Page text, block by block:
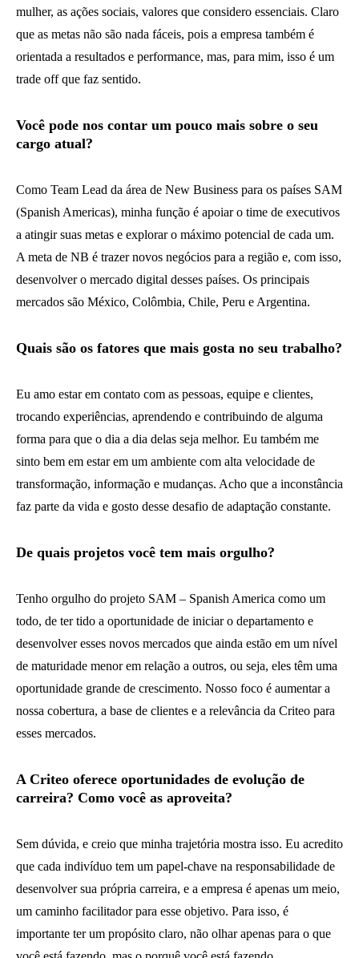
mulher, as ações sociais, valores que considero essenciais. Claro
que as metas não são nada fáceis, pois a empresa também é
orientada a resultados e performance, mas, para mim, isso é um
trade off que faz sentido.
Você pode nos contar um pouco mais sobre o seu
cargo atual?
Como Team Lead da área de New Business para os países SAM
(Spanish Americas), minha função é apoiar o time de executivos
a atingir suas metas e explorar o máximo potencial de cada um.
A meta de NB é trazer novos negócios para a região e, com isso,
desenvolver o mercado digital desses países. Os principais
mercados são México, Colômbia, Chile, Peru e Argentina.
Quais são os fatores que mais gosta no seu trabalho?
Eu amo estar em contato com as pessoas, equipe e clientes,
trocando experiências, aprendendo e contribuindo de alguma
forma para que o dia a dia delas seja melhor. Eu também me
sinto bem em estar em um ambiente com alta velocidade de
transformação, informação e mudanças. Acho que a inconstância
faz parte da vida e gosto desse desafio de adaptação constante.
De quais projetos você tem mais orgulho?
Tenho orgulho do projeto SAM – Spanish America como um
todo, de ter tido a oportunidade de iniciar o departamento e
desenvolver esses novos mercados que ainda estão em um nível
de maturidade menor em relação a outros, ou seja, eles têm uma
oportunidade grande de crescimento. Nosso foco é aumentar a
nossa cobertura, a base de clientes e a relevância da Criteo para
esses mercados.
A Criteo oferece oportunidades de evolução de
carreira? Como você as aproveita?
Sem dúvida, e creio que minha trajetória mostra isso. Eu acredito
que cada indivíduo tem um papel-chave na responsabilidade de
desenvolver sua própria carreira, e a empresa é apenas um meio,
um caminho facilitador para esse objetivo. Para isso, é
importante ter um propósito claro, não olhar apenas para o que